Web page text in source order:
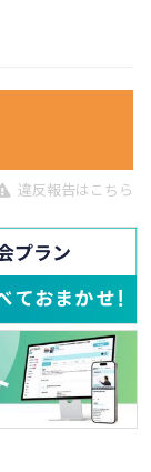
違反報告はこちら